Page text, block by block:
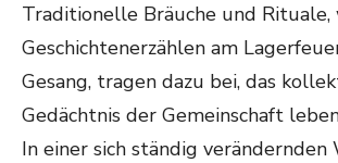
Traditionelle Bräuche und Rituale,
Geschichtenerzählen am
Gesang, tragen dazu bei, das
Gedächtnis der Gemeinschaft
In einer sich ständig